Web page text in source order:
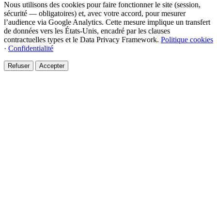
Nous utilisons des cookies pour faire fonctionner le site (session,
sécurité — obligatoires) et, avec votre accord, pour mesurer
l’audience via Google Analytics. Cette mesure implique un transfert
de données vers les États-Unis, encadré par les clauses
contractuelles types et le Data Privacy Framework. Politique cookies
· Confidentialité
Refuser Accepter